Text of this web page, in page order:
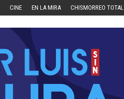
CINE EN LA MIRA CHISMORREO TOTAL